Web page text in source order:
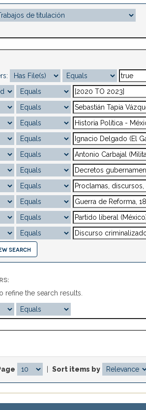
search
refine the search results.
Sort items by